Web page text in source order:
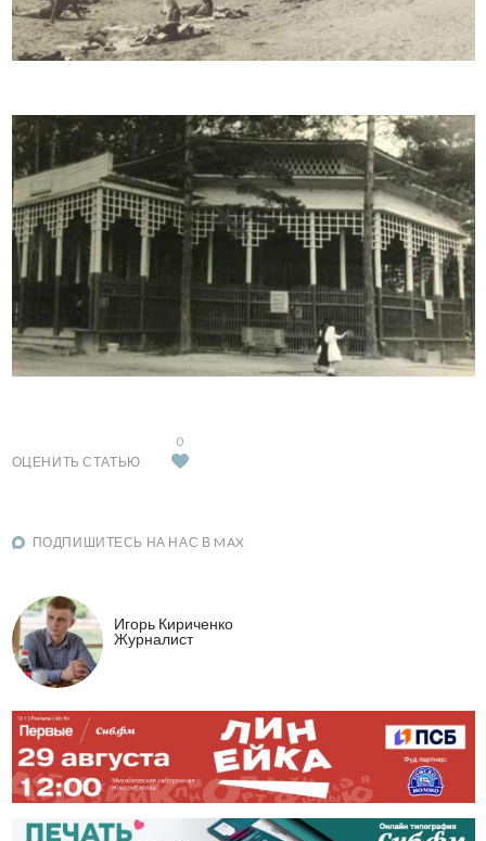
ОЦЕНИТЬ СТАТЬЮ
0
ПОДПИШИТЕСЬ НА НАС В MAX
Игорь Кириченко
Журналист